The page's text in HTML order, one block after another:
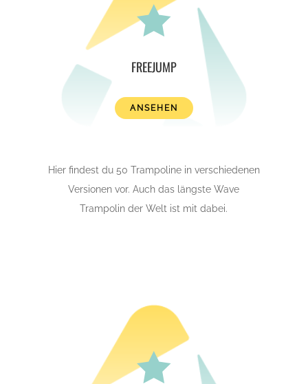

FREEJUMP
ANSEHEN
Hier findest du 50 Trampoline in verschiedenen
Versionen vor. Auch das längste Wave
Trampolin der Welt ist mit dabei.
